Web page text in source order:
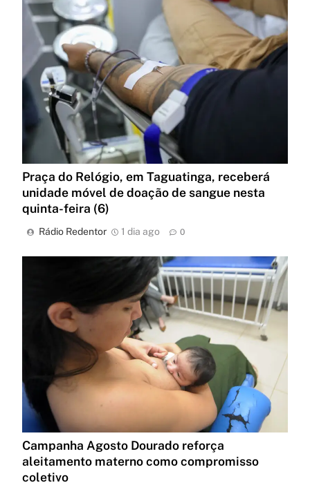
Praça do Relógio, em Taguatinga, receberá
unidade móvel de doação de sangue nesta
quinta-feira (6)
Rádio Redentor 1 dia ago 0
Campanha Agosto Dourado reforça
aleitamento materno como compromisso
coletivo